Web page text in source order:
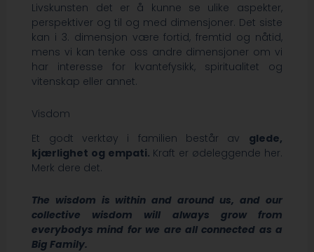
Livskunsten det er å kunne se ulike aspekter,
perspektiver og til og med dimensjoner. Det siste
kan i 3. dimensjon være fortid, fremtid og nåtid,
mens vi kan tenke oss andre dimensjoner om vi
har interesse for kvantefysikk, spiritualitet og
vitenskap eller annet.
Visdom
Et godt verktøy i familien består av glede,
kjærlighet og empati. Kraft er ødeleggende her.
Merk dere det.
The wisdom is within and around us, and our
collective wisdom will always grow from
everybodys mind for we are all connected as a
Big Family.